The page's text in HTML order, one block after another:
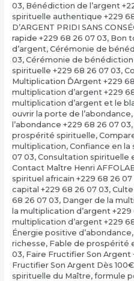
03, Bénédiction de l’argent
spirituelle authentique +229
D’ARGENT PRIDI SANS
rapide +229 68 26 07 03, Bon
d’argent, Cérémonie de
03, Cérémonie de
spirituelle +229 68 26 07 03,
Multiplication ĎArgent +229
multiplication d’argent +229
multiplication d’argent et le
ouvrir la porte de l’abondance,
l’abondance +229 68 26 07 03,
prospérité spirituelle,
multiplication, Confiance en la
07 03, Consultation spirituelle
Contact Maître Henri
spirituel africain +229 68 26 07
capital +229 68 26 07 03,
68 26 07 03, Danger de la
la multiplication d’argent
multiplication d’argent +229
Énergie positive d’abondance,
richesse, Fable de prospérité
03, Faire Fructifier Son Argent
Fructifier Son Argent Dès
spirituelle du Maître, formule